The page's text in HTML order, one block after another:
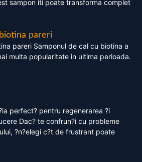
sampon iti poate transforma complet
pareri
pareri Samponul de cal cu biotina a
multa popularitate in ultima perioada.
perfect? pentru regenerarea ?i
Dac? te confrun?i cu probleme
?n?elegi c?t de frustrant poate